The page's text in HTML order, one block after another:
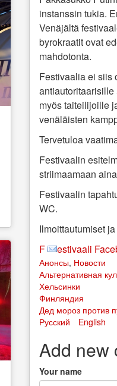
instanssin tukia.
Venäjältä
byrokraatit ovat
mahdotonta.
Festivaalia ei siis
myös taiteilijoille
venäläisten
Tervetuloa
Festivaalin
striimaamaan
Festivaalin
WC.
Ilmoittautumiset
F
estivaali
Анонсы, Новости
Альтернативная
Хельсинки
Финляндия
Дед мороз против
Русский
English
Add new
Your name